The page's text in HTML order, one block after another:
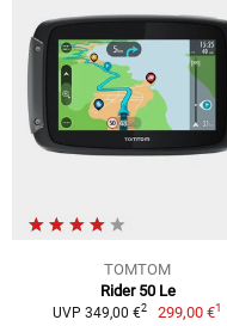
TOMTOM
Rider 50 Le
UVP 349,00 €2 299,00 €1